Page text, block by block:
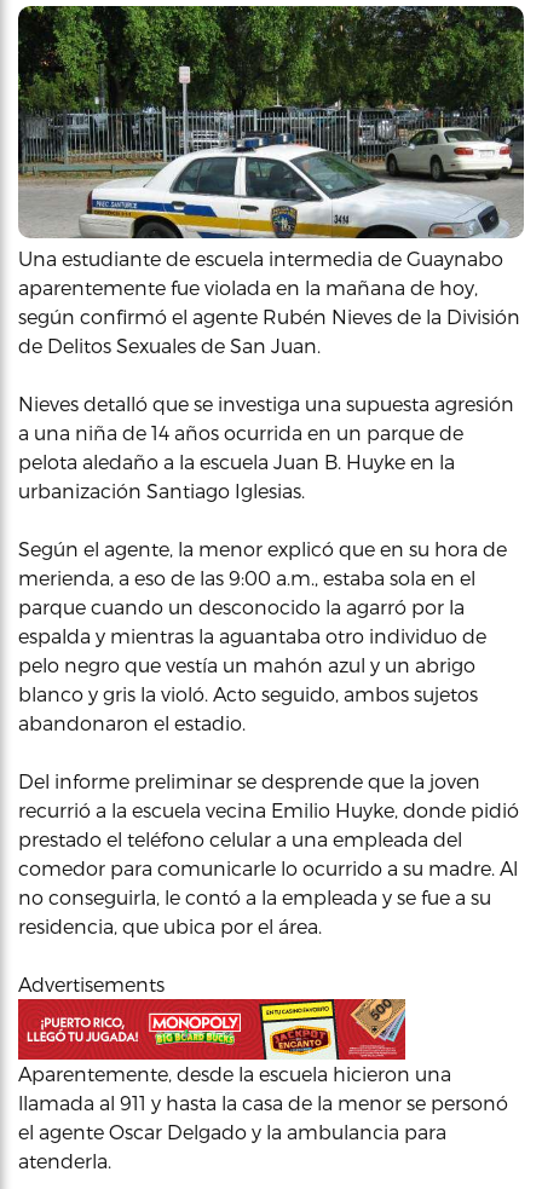
Una estudiante de escuela intermedia de Guaynabo
aparentemente fue violada en la mañana de hoy,
según confirmó el agente Rubén Nieves de la División
de Delitos Sexuales de San Juan.
Nieves detalló que se investiga una supuesta agresión
a una niña de 14 años ocurrida en un parque de
pelota aledaño a la escuela Juan B. Huyke en la
urbanización Santiago Iglesias.
Según el agente, la menor explicó que en su hora de
merienda, a eso de las 9:00 a.m., estaba sola en el
parque cuando un desconocido la agarró por la
espalda y mientras la aguantaba otro individuo de
pelo negro que vestía un mahón azul y un abrigo
blanco y gris la violó. Acto seguido, ambos sujetos
abandonaron el estadio.
Del informe preliminar se desprende que la joven
recurrió a la escuela vecina Emilio Huyke, donde pidió
prestado el teléfono celular a una empleada del
comedor para comunicarle lo ocurrido a su madre. Al
no conseguirla, le contó a la empleada y se fue a su
residencia, que ubica por el área.
Advertisements
Aparentemente, desde la escuela hicieron una
llamada al 911 y hasta la casa de la menor se personó
el agente Oscar Delgado y la ambulancia para
atenderla.